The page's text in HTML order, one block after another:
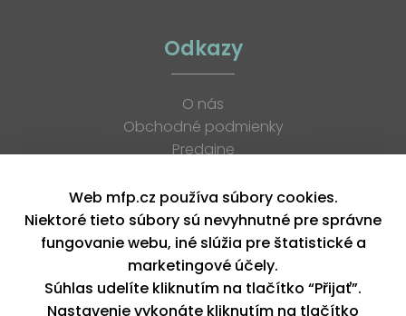
Odkazy
O nás
Obchodné podmienky
Predajne
K stiahnutiu
Blog
Kontakt
Kariéra
XML feed
Web mfp.cz používa súbory cookies.
Niektoré tieto súbory sú nevyhnutné pre správne
fungovanie webu, iné slúžia pre štatistické a
marketingové účely.
Súhlas udelíte kliknutím na tlačítko “Přijať”.
Nastavenie vykonáte kliknutím na tlačítko